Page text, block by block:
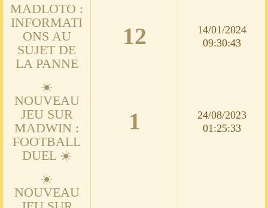
MADLOTO :
INFORMATI
ONS AU
SUJET DE
LA PANNE
12
14/01/2024
09:30:43
☀️
NOUVEAU
JEU SUR
MADWIN :
FOOTBALL
DUEL ☀️
1
24/08/2023
01:25:33
☀️
NOUVEAU